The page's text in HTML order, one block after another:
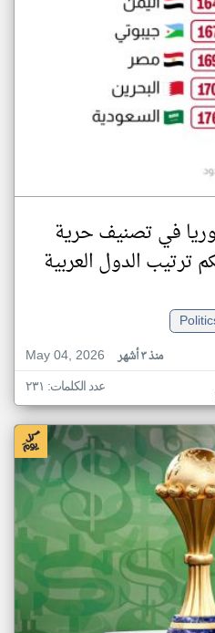
في تصنيف حرية
ترتيب الدول العربية
May 04, 2026
منذ ٣ أشهر
عدد الكلمات: ٢٣١